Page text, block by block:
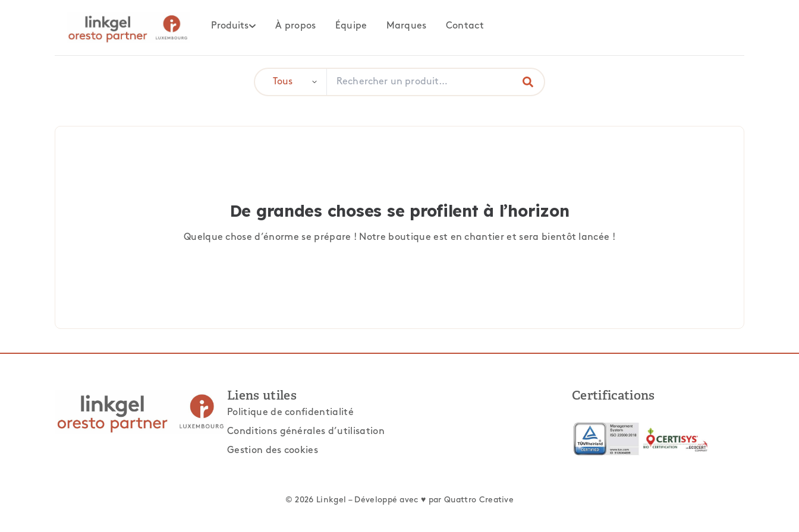
Produits À propos Équipe Marques Contact
De grandes choses se profilent à l’horizon
Quelque chose d’énorme se prépare ! Notre boutique est en chantier et sera bientôt lancée !
Liens utiles
Politique de confidentialité
Conditions générales d’utilisation
Gestion des cookies
Certifications
© 2026 Linkgel – Développé avec ♥ parQuattro Creative